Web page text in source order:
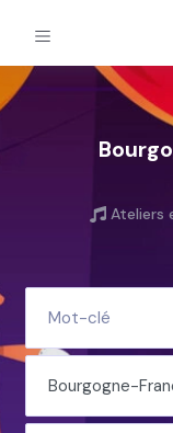
Ateliers
Bourgogne-